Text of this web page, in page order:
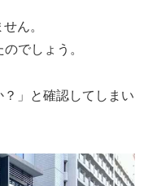
ん。
でしょう。
」と確認してしまい